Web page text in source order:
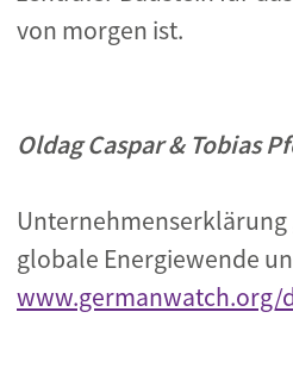
von morgen ist.
Oldag Caspar & Tobias
Unternehmenserklärung
globale Energiewende
www.germanwatch.org/